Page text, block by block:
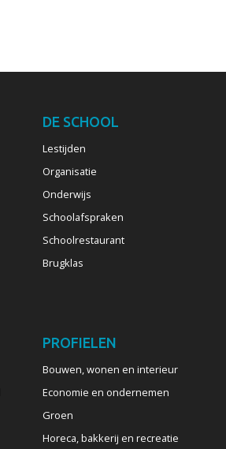
DE SCHOOL
Lestijden
Organisatie
Onderwijs
Schoolafspraken
Schoolrestaurant
Brugklas
PROFIELEN
Bouwen, wonen en interieur
Economie en ondernemen
Groen
Horeca, bakkerij en recreatie